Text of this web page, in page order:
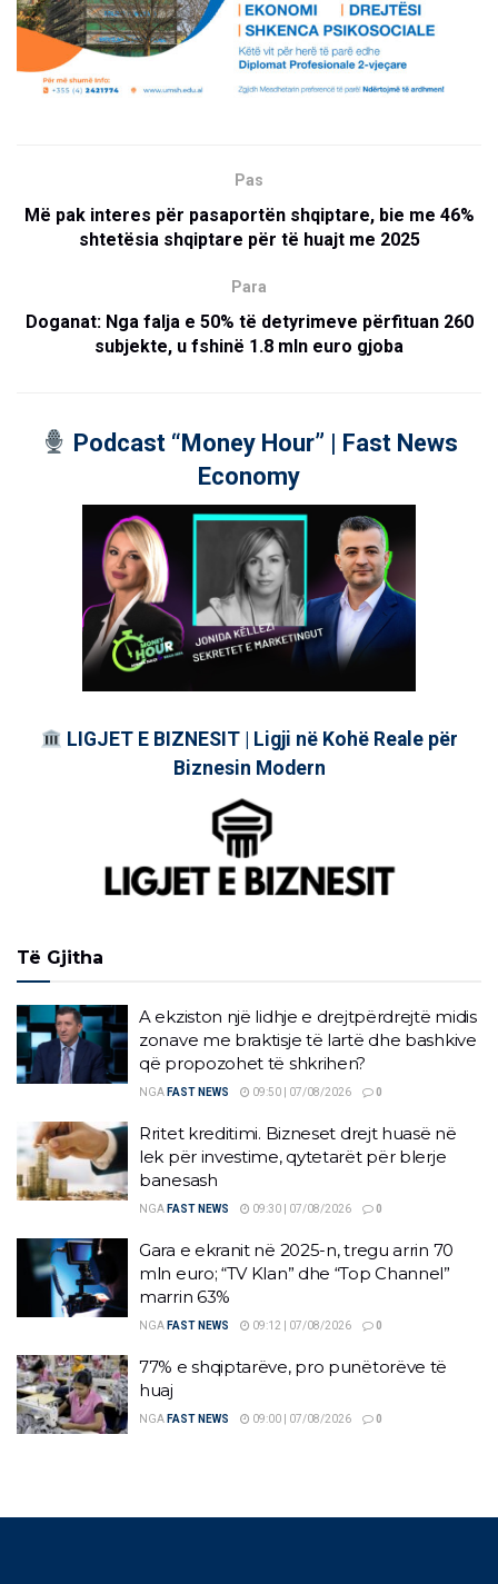
Pas
Më pak interes për pasaportën shqiptare, bie me 46%
shtetësia shqiptare për të huajt me 2025
Para
Doganat: Nga falja e 50% të detyrimeve përfituan 260
subjekte, u fshinë 1.8 mln euro gjoba
Podcast “Money Hour” | Fast News
Economy
LIGJET E BIZNESIT | Ligji në Kohë Reale për
Biznesin Modern
Të Gjitha
A ekziston një lidhje e drejtpërdrejtë midis
zonave me braktisje të lartë dhe bashkive
që propozohet të shkrihen?
NGA FAST NEWS 09:50 | 07/08/2026 0
Rritet kreditimi. Bizneset drejt huasë në
lek për investime, qytetarët për blerje
banesash
NGA FAST NEWS 09:30 | 07/08/2026 0
Gara e ekranit në 2025-n, tregu arrin 70
mln euro; “TV Klan” dhe “Top Channel”
marrin 63%
NGA FAST NEWS 09:12 | 07/08/2026 0
77% e shqiptarëve, pro punëtorëve të
huaj
NGA FAST NEWS 09:00 | 07/08/2026 0